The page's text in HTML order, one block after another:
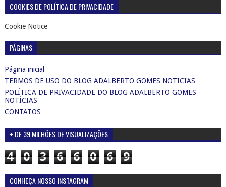
COOKIES DE POLÍTICA DE PRIVACIDADE
Cookie Notice
PÁGINAS
Página inicial
TERMOS DE USO DO BLOG ADALBERTO GOMES NOTICIAS
POLÍTICA DE PRIVACIDADE DO BLOG ADALBERTO GOMES
NOTÍCIAS
CONTATOS
+ DE 39 MILHÕES DE VISUALIZAÇÕES
4 0 3 6 6 0 6 9
CONHEÇA NOSSO INSTAGRAM